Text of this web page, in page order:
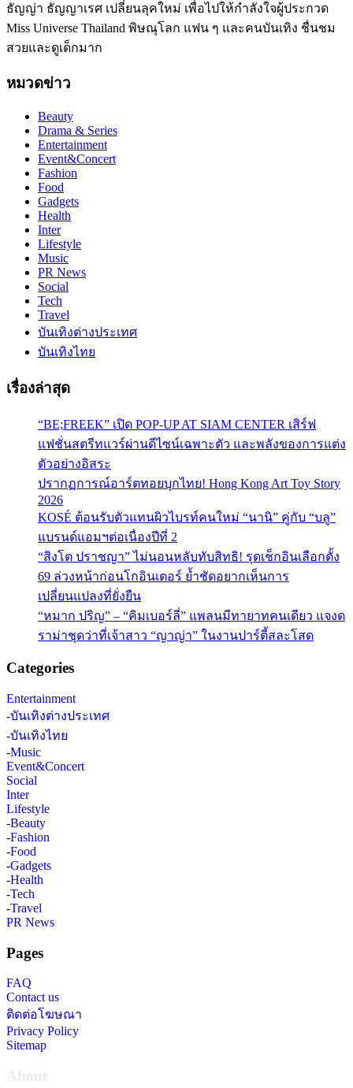
ธัญญ่า ธัญญาเรศ เปลี่ยนลุคใหม่ เพื่อไปให้กำลังใจผู้ประกวด
Miss Universe Thailand พิษณุโลก แฟน ๆ และคนบันเทิง ชื่นชม
สวยและดูเด็กมาก
หมวดข่าว
Beauty
Drama & Series
Entertainment
Event&Concert
Fashion
Food
Gadgets
Health
Inter
Lifestyle
Music
PR News
Social
Tech
Travel
บันเทิงต่างประเทศ
บันเทิงไทย
เรื่องล่าสุด
“BE;FREEK” เปิด POP-UP AT SIAM CENTER เสิร์ฟ
แฟชั่นสตรีทแวร์ผ่านดีไซน์เฉพาะตัว และพลังของการแต่ง
ตัวอย่างอิสระ
ปรากฏการณ์อาร์ตทอยบุกไทย! Hong Kong Art Toy Story
2026
KOSÉ ต้อนรับตัวแทนผิวไบรท์คนใหม่ “นานิ” คู่กับ “บลู”
แบรนด์แอมฯต่อเนื่องปีที่ 2
“สิงโต ปราชญา” ไม่นอนหลับทับสิทธิ! รุดเช็กอินเลือกตั้ง
69 ล่วงหน้าก่อนโกอินเตอร์ ย้ำชัดอยากเห็นการ
เปลี่ยนแปลงที่ยั่งยืน
“หมาก ปริญ” – “คิมเบอร์ลี่” แพลนมีทายาทคนเดียว แจงด
ราม่าชุดว่าที่เจ้าสาว “ญาญ่า” ในงานปาร์ตี้สละโสด
Categories
Entertainment
-บันเทิงต่างประเทศ
-บันเทิงไทย
-Music
Event&Concert
Social
Inter
Lifestyle
-Beauty
-Fashion
-Food
-Gadgets
-Health
-Tech
-Travel
PR News
Pages
FAQ
Contact us
ติดต่อโฆษณา
Privacy Policy
Sitemap